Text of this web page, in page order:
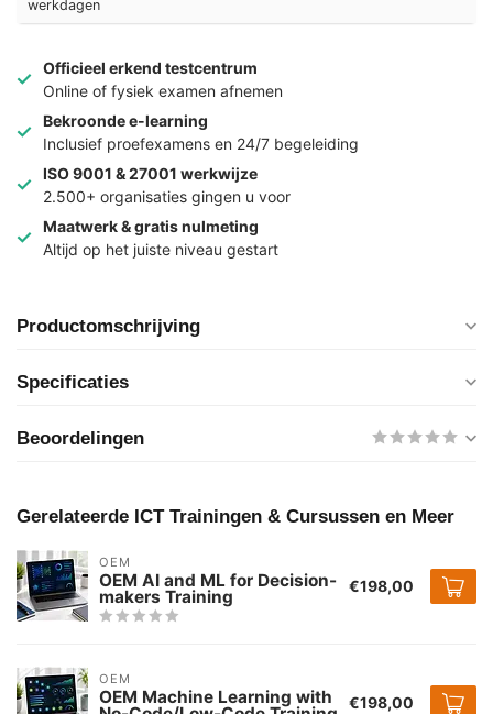
werkdagen
Officieel erkend testcentrum
Online of fysiek examen afnemen
Bekroonde e-learning
Inclusief proefexamens en 24/7 begeleiding
ISO 9001 & 27001 werkwijze
2.500+ organisaties gingen u voor
Maatwerk & gratis nulmeting
Altijd op het juiste niveau gestart
Productomschrijving
Specificaties
Beoordelingen
Gerelateerde ICT Trainingen & Cursussen en Meer
OEM
OEM AI and ML for Decision-
makers Training €198,00
OEM
OEM Machine Learning with €198,00